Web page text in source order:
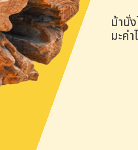
ม้านั่
มะค่